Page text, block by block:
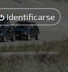
Identificarse